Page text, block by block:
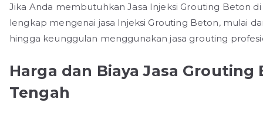
Jika Anda membutuhkan Jasa Injeksi Grouting Beton
lengkap mengenai jasa Injeksi Grouting Beton, mulai
hingga keunggulan menggunakan jasa grouting
Harga dan Biaya Jasa
Tengah